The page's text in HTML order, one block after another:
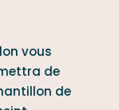
vous
de
de